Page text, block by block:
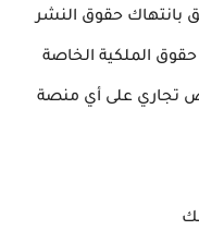
بانتهاك حقوق النشر
الملكية الخاصة
تجاري على أي منصة